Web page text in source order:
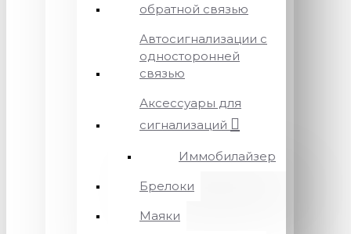
обратной связью
Автосигнализации с
односторонней
связью
Аксессуары для
сигнализаций
Иммобилайзер
Брелоки
Маяки